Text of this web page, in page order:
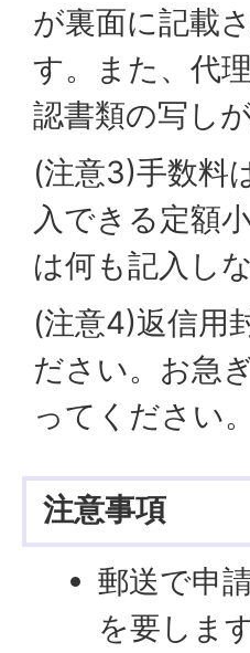
が裏面に記載
す。また、代
認書類の写し
(注意3)手数料
入できる定額
は何も記入し
(注意4)返信用
ださい。お急
ってください。
注意事項
郵送で申
を要しま